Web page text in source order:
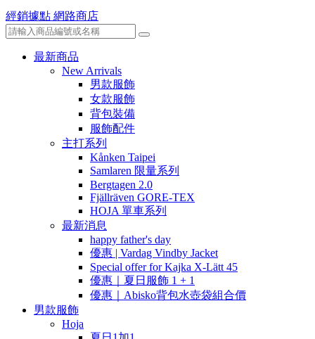
經銷據點 網路商店
最新商品
New Arrivals
男款服飾
女款服飾
背包裝備
服飾配件
主打系列
Kånken Taipei
Samlaren 限量系列
Bergtagen 2.0
Fjällräven GORE-TEX
HOJA 單車系列
最新消息
happy father's day
優惠 | Vardag Vindby Jacket
Special offer for Kajka X-Lätt 45
優惠｜夏日服飾 1 + 1
優惠｜Abisko背包水壺袋組合價
男款服飾
Hoja